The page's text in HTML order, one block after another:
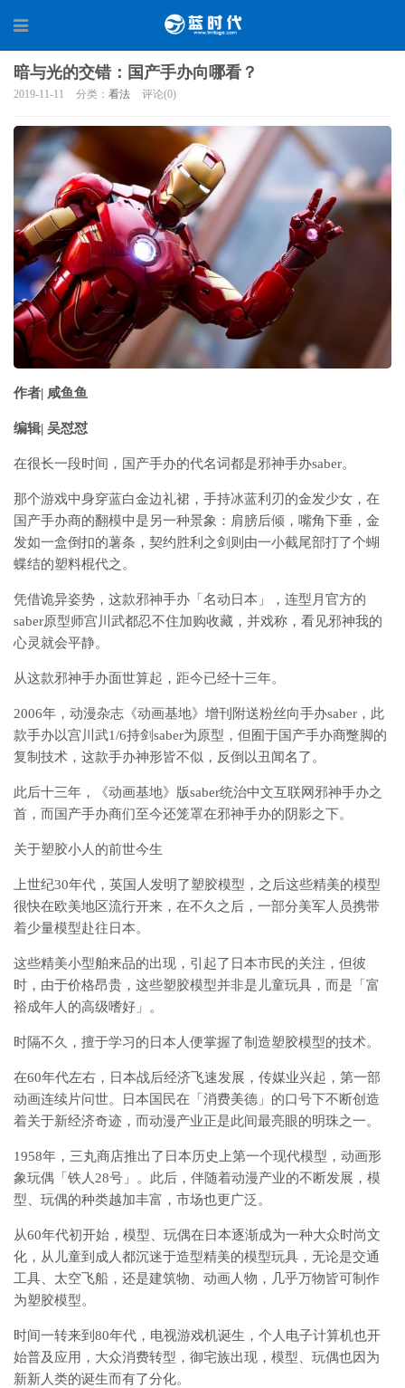
暗与光的交错：国产手办向哪看？
2019-11-11 分类： 看法 评论(0)
作者| 咸鱼鱼
编辑| 吴怼怼
在很长一段时间，国产手办的代名词都是邪神手办saber。
那个游戏中身穿蓝白金边礼裙，手持冰蓝利刃的金发少女，在
国产手办商的翻模中是另一种景象：肩膀后倾，嘴角下垂，金
发如一盒倒扣的薯条，契约胜利之剑则由一小截尾部打了个蝴
蝶结的塑料棍代之。
凭借诡异姿势，这款邪神手办「名动日本」，连型月官方的
saber原型师宫川武都忍不住加购收藏，并戏称，看见邪神我的
心灵就会平静。
从这款邪神手办面世算起，距今已经十三年。
2006年，动漫杂志《动画基地》增刊附送粉丝向手办saber，此
款手办以宫川武1/6持剑saber为原型，但囿于国产手办商蹩脚的
复制技术，这款手办神形皆不似，反倒以丑闻名了。
此后十三年，《动画基地》版saber统治中文互联网邪神手办之
首，而国产手办商们至今还笼罩在邪神手办的阴影之下。
关于塑胶小人的前世今生
上世纪30年代，英国人发明了塑胶模型，之后这些精美的模型
很快在欧美地区流行开来，在不久之后，一部分美军人员携带
着少量模型赴往日本。
这些精美小型舶来品的出现，引起了日本市民的关注，但彼
时，由于价格昂贵，这些塑胶模型并非是儿童玩具，而是「富
裕成年人的高级嗜好」。
时隔不久，擅于学习的日本人便掌握了制造塑胶模型的技术。
在60年代左右，日本战后经济飞速发展，传媒业兴起，第一部
动画连续片问世。日本国民在「消费美德」的口号下不断创造
着关于新经济奇迹，而动漫产业正是此间最亮眼的明珠之一。
1958年，三丸商店推出了日本历史上第一个现代模型，动画形
象玩偶「铁人28号」。此后，伴随着动漫产业的不断发展，模
型、玩偶的种类越加丰富，市场也更广泛。
从60年代初开始，模型、玩偶在日本逐渐成为一种大众时尚文
化，从儿童到成人都沉迷于造型精美的模型玩具，无论是交通
工具、太空飞船，还是建筑物、动画人物，几乎万物皆可制作
为塑胶模型。
时间一转来到80年代，电视游戏机诞生，个人电子计算机也开
始普及应用，大众消费转型，御宅族出现，模型、玩偶也因为
新新人类的诞生而有了分化。